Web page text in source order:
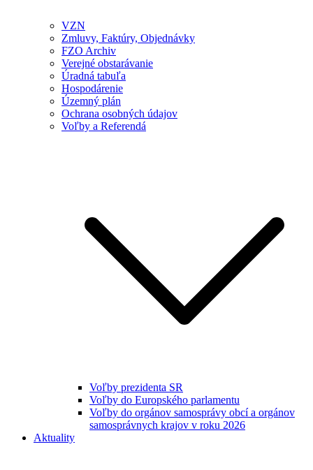
VZN
Zmluvy, Faktúry, Objednávky
FZO Archiv
Verejné obstarávanie
Úradná tabuľa
Hospodárenie
Územný plán
Ochrana osobných údajov
Voľby a Referendá
Voľby prezidenta SR
Voľby do Europského parlamentu
Voľby do orgánov samosprávy obcí a orgánov
samosprávnych krajov v roku 2026
Aktuality